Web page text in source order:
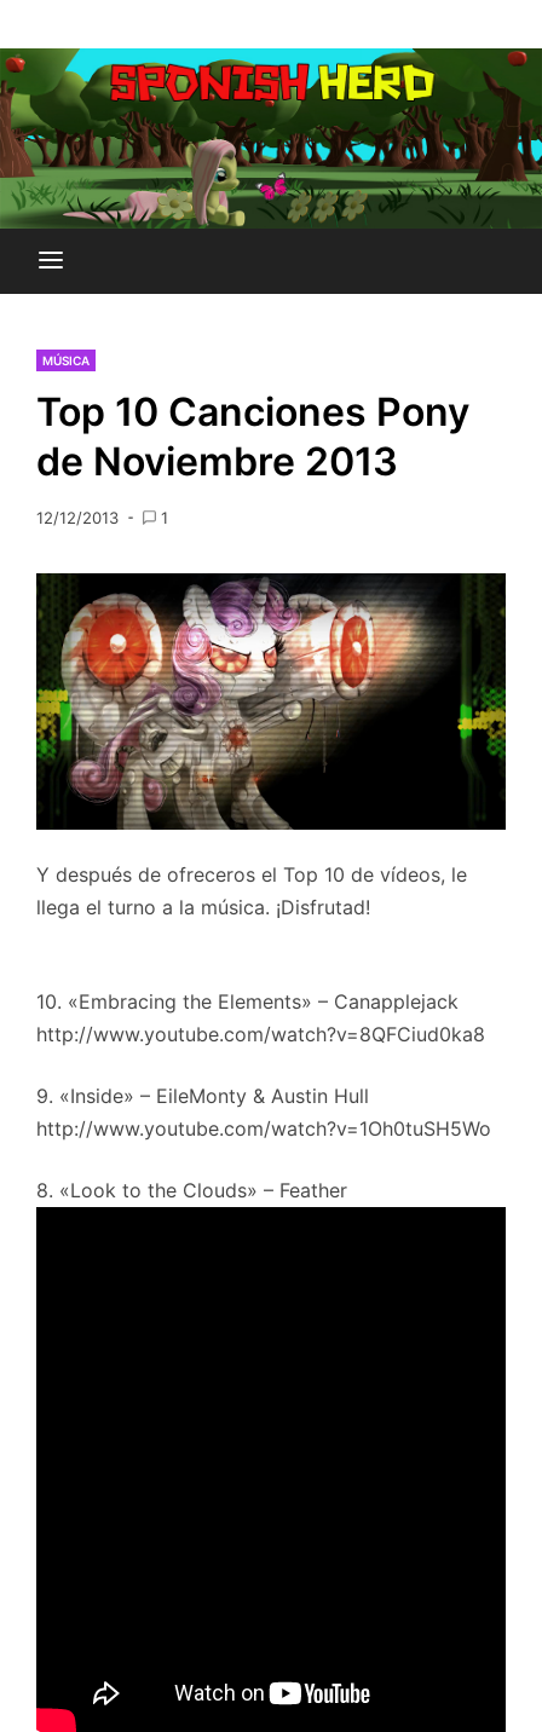
al
contenido
SPONISH HERD
MÚSICA
Top 10 Canciones Pony
de Noviembre 2013
12/12/2013 1
Y después de ofreceros el Top 10 de vídeos, le
llega el turno a la música. ¡Disfrutad!
10. «Embracing the Elements» – Canapplejack
http://www.youtube.com/watch?v=8QFCiud0ka8
9. «Inside» – EileMonty & Austin Hull
http://www.youtube.com/watch?v=1Oh0tuSH5Wo
8. «Look to the Clouds» – Feather